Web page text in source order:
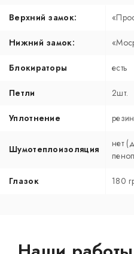
Верхний замок:
Нижний замок:
Блокираторы есть
Петли 2шт.
Уплотнение
Шумотеплоизоляция
нет
Глазок 180